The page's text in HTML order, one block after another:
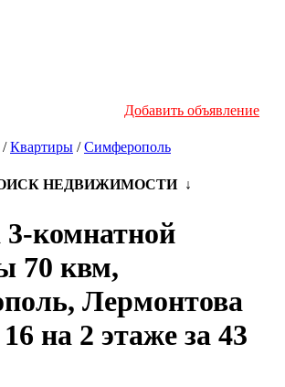
Добавить объявление
/Квартиры /Симферополь
НЕДВИЖИМОСТИ ↓
комнатной
70 квм,
Лермонтова
на 2 этаже за 43